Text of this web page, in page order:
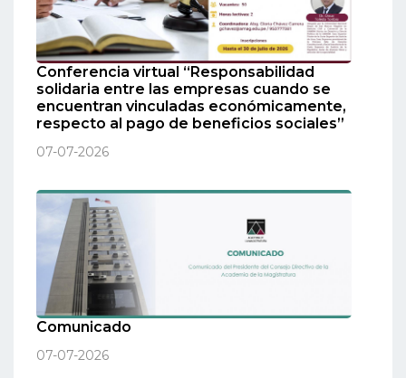
Conferencia virtual “Responsabilidad
solidaria entre las empresas cuando se
encuentran vinculadas económicamente,
respecto al pago de beneficios sociales”
07-07-2026
Comunicado
07-07-2026